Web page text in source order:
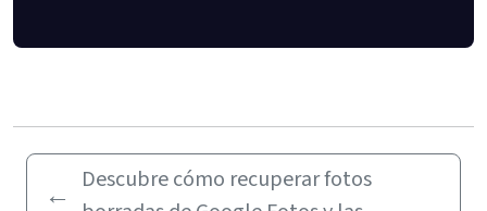
←
Descubre cómo recuperar fotos